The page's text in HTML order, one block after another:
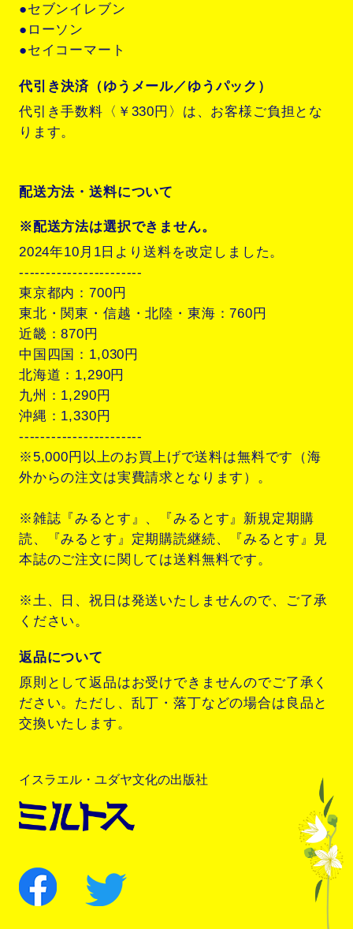
●セブンイレブン
●ローソン
●セイコーマート
代引き決済（ゆうメール／ゆうパック）
代引き手数料〈￥330円〉は、お客様ご負担とな
ります。
配送方法・送料について
※配送方法は選択できません。
2024年10月1日より送料を改定しました。
-----------------------
東京都内：700円
東北・関東・信越・北陸・東海：760円
近畿：870円
中国四国：1,030円
北海道：1,290円
九州：1,290円
沖縄：1,330円
-----------------------
※5,000円以上のお買上げで送料は無料です（海
外からの注文は実費請求となります）。
※雑誌『みるとす』、『みるとす』新規定期購
読、『みるとす』定期購読継続、『みるとす』見
本誌のご注文に関しては送料無料です。
※土、日、祝日は発送いたしませんので、ご了承
ください。
返品について
原則として返品はお受けできませんのでご了承く
ださい。ただし、乱丁・落丁などの場合は良品と
交換いたします。
イスラエル・ユダヤ文化の出版社